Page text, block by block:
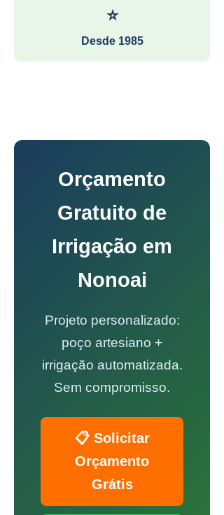
⭐
Desde 1985
Orçamento
Gratuito de
Irrigação em
Nonoai
Projeto personalizado:
poço artesiano +
irrigação automatizada.
Sem compromisso.
📋 Solicitar
Orçamento
Grátis